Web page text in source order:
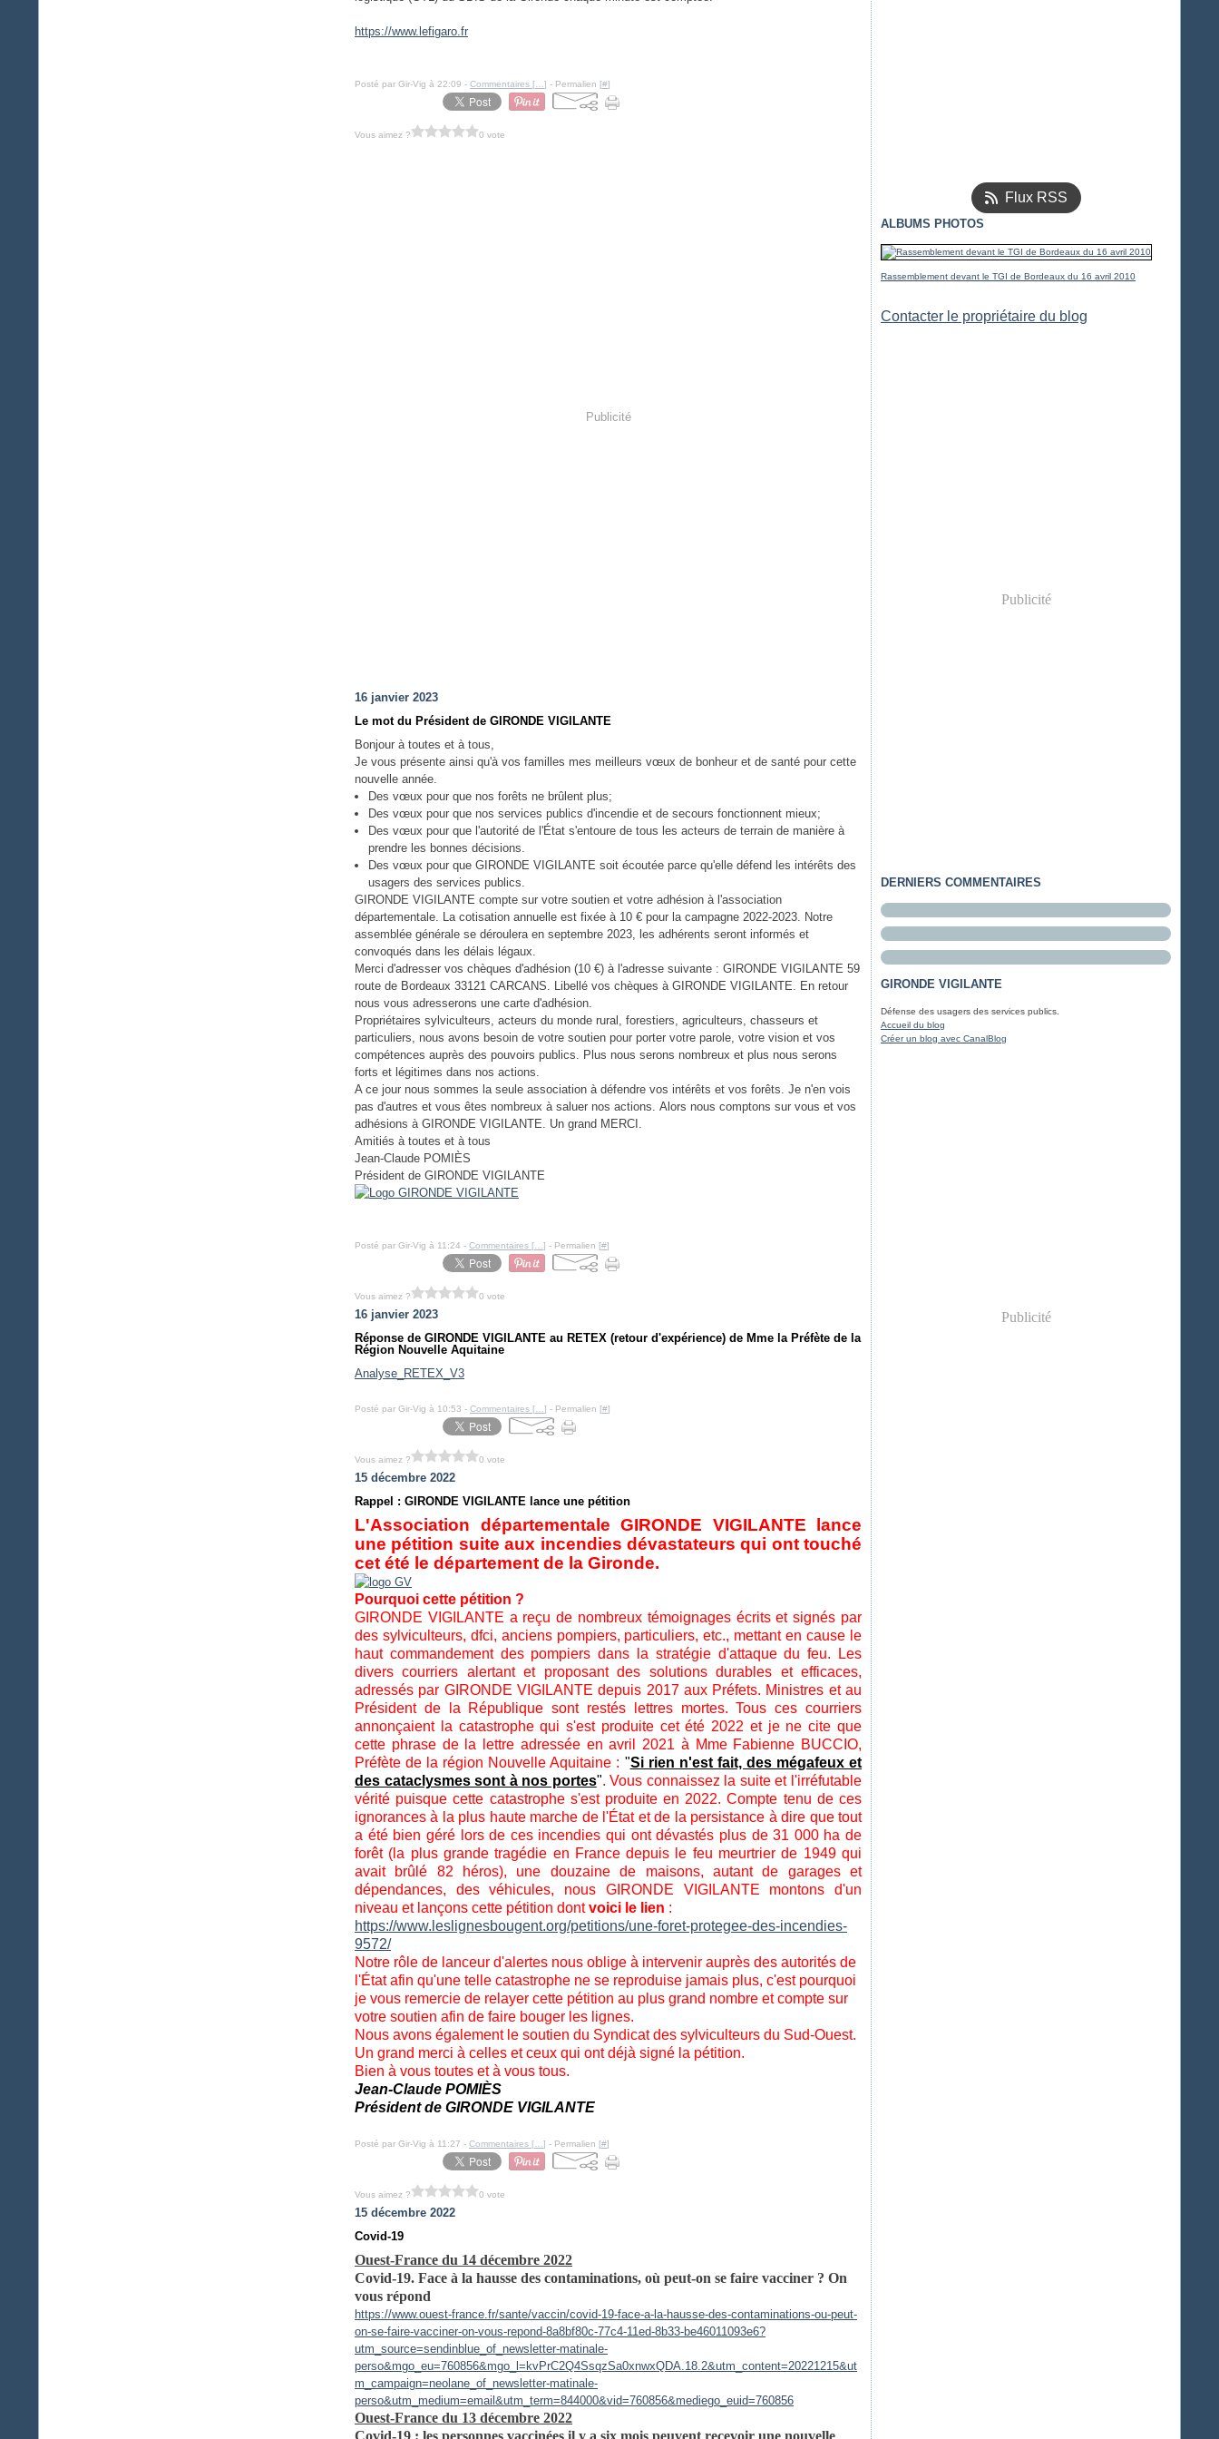
https://www.lefigaro.fr
Posté par Gir-Vig à 22:09 - Commentaires […] - Permalien [#]
Vous aimez ? 0 vote
Publicité
16 janvier 2023
Le mot du Président de GIRONDE VIGILANTE
Bonjour à toutes et à tous,
Je vous présente ainsi qu'à vos familles mes meilleurs vœux de bonheur et de santé pour cette
nouvelle année.
Des vœux pour que nos forêts ne brûlent plus;
Des vœux pour que nos services publics d'incendie et de secours fonctionnent mieux;
Des vœux pour que l'autorité de l'État s'entoure de tous les acteurs de terrain de manière à
prendre les bonnes décisions.
Des vœux pour que GIRONDE VIGILANTE soit écoutée parce qu'elle défend les intérêts des
usagers des services publics.
GIRONDE VIGILANTE compte sur votre soutien et votre adhésion à l'association
départementale. La cotisation annuelle est fixée à 10 € pour la campagne 2022-2023. Notre
assemblée générale se déroulera en septembre 2023, les adhérents seront informés et
convoqués dans les délais légaux.
Merci d'adresser vos chèques d'adhésion (10 €) à l'adresse suivante : GIRONDE VIGILANTE 59
route de Bordeaux 33121 CARCANS. Libellé vos chèques à GIRONDE VIGILANTE. En retour
nous vous adresserons une carte d'adhésion.
Propriétaires sylviculteurs, acteurs du monde rural, forestiers, agriculteurs, chasseurs et
particuliers, nous avons besoin de votre soutien pour porter votre parole, votre vision et vos
compétences auprès des pouvoirs publics. Plus nous serons nombreux et plus nous serons
forts et légitimes dans nos actions.
A ce jour nous sommes la seule association à défendre vos intérêts et vos forêts. Je n'en vois
pas d'autres et vous êtes nombreux à saluer nos actions. Alors nous comptons sur vous et vos
adhésions à GIRONDE VIGILANTE. Un grand MERCI.
Amitiés à toutes et à tous
Jean-Claude POMIÈS
Président de GIRONDE VIGILANTE
Posté par Gir-Vig à 11:24 - Commentaires […] - Permalien [#]
Vous aimez ? 0 vote
16 janvier 2023
Réponse de GIRONDE VIGILANTE au RETEX (retour d'expérience) de Mme la Préfète de la
Région Nouvelle Aquitaine
Analyse_RETEX_V3
Posté par Gir-Vig à 10:53 - Commentaires […] - Permalien [#]
Vous aimez ? 0 vote
15 décembre 2022
Rappel : GIRONDE VIGILANTE lance une pétition
L'Association départementale GIRONDE VIGILANTE lance
une pétition suite aux incendies dévastateurs qui ont touché
cet été le département de la Gironde.
Pourquoi cette pétition ?
GIRONDE VIGILANTE a reçu de nombreux témoignages écrits et signés par
des sylviculteurs, dfci, anciens pompiers, particuliers, etc., mettant en cause le
haut commandement des pompiers dans la stratégie d'attaque du feu. Les
divers courriers alertant et proposant des solutions durables et efficaces,
adressés par GIRONDE VIGILANTE depuis 2017 aux Préfets. Ministres et au
Président de la République sont restés lettres mortes. Tous ces courriers
annonçaient la catastrophe qui s'est produite cet été 2022 et je ne cite que
cette phrase de la lettre adressée en avril 2021 à Mme Fabienne BUCCIO,
Préfète de la région Nouvelle Aquitaine : "Si rien n'est fait, des mégafeux et
des cataclysmes sont à nos portes". Vous connaissez la suite et l'irréfutable
vérité puisque cette catastrophe s'est produite en 2022. Compte tenu de ces
ignorances à la plus haute marche de l'État et de la persistance à dire que tout
a été bien géré lors de ces incendies qui ont dévastés plus de 31 000 ha de
forêt (la plus grande tragédie en France depuis le feu meurtrier de 1949 qui
avait brûlé 82 héros), une douzaine de maisons, autant de garages et
dépendances, des véhicules, nous GIRONDE VIGILANTE montons d'un
niveau et lançons cette pétition dontvoici le lien :
https://www.leslignesbougent.org/petitions/une-foret-protegee-des-incendies-
9572/
Notre rôle de lanceur d'alertes nous oblige à intervenir auprès des autorités de
l'État afin qu'une telle catastrophe ne se reproduise jamais plus, c'est pourquoi
je vous remercie de relayer cette pétition au plus grand nombre et compte sur
votre soutien afin de faire bouger les lignes.
Nous avons également le soutien du Syndicat des sylviculteurs du Sud-Ouest.
Un grand merci à celles et ceux qui ont déjà signé la pétition.
Bien à vous toutes et à vous tous.
Jean-Claude POMIÈS
Président de GIRONDE VIGILANTE
Posté par Gir-Vig à 11:27 - Commentaires […] - Permalien [#]
Vous aimez ? 0 vote
15 décembre 2022
Covid-19
Ouest-France du 14 décembre 2022
Covid-19. Face à la hausse des contaminations, où peut-on se faire vacciner ? On
vous répond
https://www.ouest-france.fr/sante/vaccin/covid-19-face-a-la-hausse-des-contaminations-ou-peut-
on-se-faire-vacciner-on-vous-repond-8a8bf80c-77c4-11ed-8b33-be46011093e6?
utm_source=sendinblue_of_newsletter-matinale-
perso&mgo_eu=760856&mgo_l=kvPrC2Q4SsqzSa0xnwxQDA.18.2&utm_content=20221215&ut
m_campaign=neolane_of_newsletter-matinale-
perso&utm_medium=email&utm_term=844000&vid=760856&mediego_euid=760856
Ouest-France du 13 décembre 2022
Flux RSS
ALBUMS PHOTOS
Rassemblement devant le TGI de Bordeaux du 16 avril 2010
Contacter le propriétaire du blog
Publicité
DERNIERS COMMENTAIRES
GIRONDE VIGILANTE
Défense des usagers des services publics.
Accueil du blog
Créer un blog avec CanalBlog
Publicité